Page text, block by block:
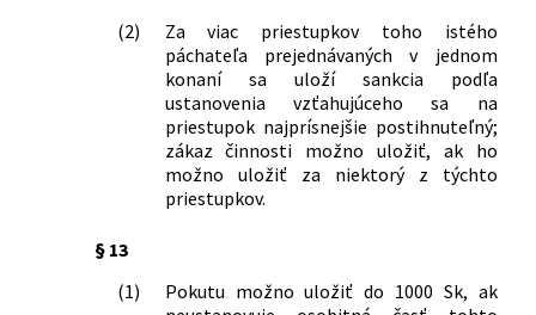
Národnej rady Slovenskej republiky č.
171/1993 Z. z. o Policajnom zbore v
znení neskorších predpisov a o zmene a
doplnení niektorých zákonov
Zákon o cestnej premávke a o zmene a
doplnení niektorých zákonov
Zákon, ktorým sa mení a dopĺňa zákon
72/2009 Z. z.
Zákon, ktorým sa dopĺňa zákon
(2)
Za viac priestupkov toho istého
páchateľa prejednávaných v jednom
konaní sa uloží sankcia podľa
ustanovenia vzťahujúceho sa na
priestupok najprísnejšie postihnuteľný;
zákaz činnosti možno uložiť, ak ho
možno uložiť za niektorý z týchto
priestupkov.
§ 13
(1)
Pokutu možno uložiť do 1000 Sk, ak